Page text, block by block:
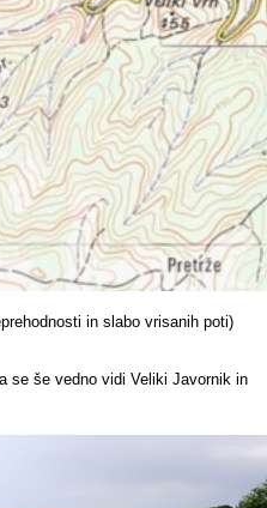
in slabo vrisanih poti)
se še vedno vidi Veliki Javornik in